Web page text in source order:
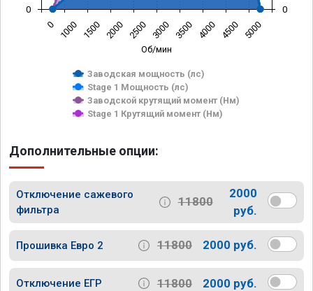
Об/мин
Заводская мощность (лс)
Stage 1 Мощность (лс)
Заводской крутящий момент (Нм)
Stage 1 Крутящий момент (Нм)
0 1000 1500 2000 2500 3000 3500 4000 4500 5000
0 0
Дополнительные опции:
Отключение сажевого
фильтра
11800
2000
руб.
Прошивка Евро 2 11800 2000 руб.
Отключение ЕГР 11800 2000 руб.